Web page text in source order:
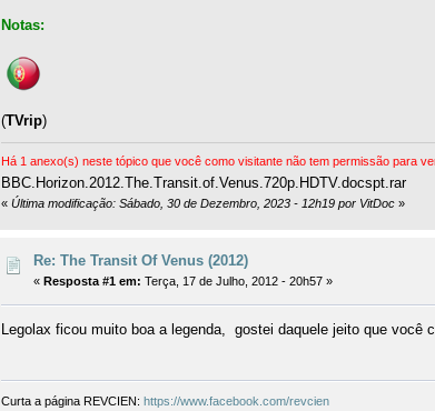
Notas:
(TVrip)
Há 1 anexo(s) neste tópico que você como visitante não tem permissão para
BBC.Horizon.2012.The.Transit.of.Venus.720p.HDTV.docspt.rar
«Última modificação: Sábado, 30 de Dezembro, 2023 - 12h19 por VitDoc »
Re: The Transit Of Venus (2012)
« Resposta #1 em: Terça, 17 de Julho, 2012 - 20h57 »
Legolax ficou muito boa a legenda, gostei daquele jeito que você
Curta a página REVCIEN: https://www.facebook.com/revcien